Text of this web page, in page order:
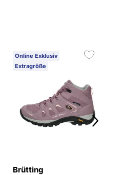
Online Exklusiv
Extragröße
Brütting